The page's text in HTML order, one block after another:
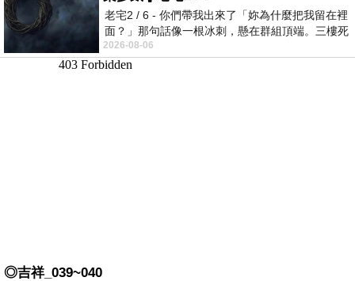
老宅2 / 6 - 你們帶我出來了「妳為什麼把我留在裡
面？」那句話像一根冰刺，懸在群組頂端。三樓死
死盯著照片裡的人。那個人確實站在
2026-08-06
◎吉祥_039~040